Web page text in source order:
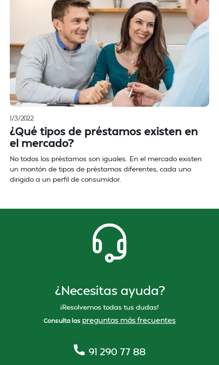
1/3/2022
¿Qué tipos de préstamos existen en
el mercado?
No todos los préstamos son iguales. En el mercado existen
un montón de tipos de préstamos diferentes, cada uno
dirigido a un perfil de consumidor.
¿Necesitas ayuda?
¡Resolvemos todas tus dudas!
Consulta las preguntas más frecuentes
91 290 77 88